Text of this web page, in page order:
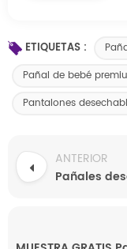
ETIQUETAS :
Pañal de bebé
Pantalones
ANTERIOR